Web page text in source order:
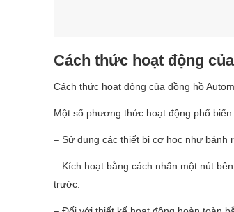
Cách thức hoạt động
Cách thức hoạt động của đồng hồ
Một số phương thức hoạt động phổ
– Sử dụng các thiết bị cơ học như bánh
– Kích hoạt bằng cách nhấn một nút
trước.